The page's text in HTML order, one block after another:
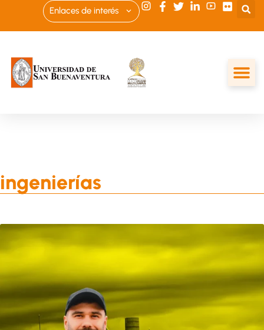
Enlaces de interés
ingenierías